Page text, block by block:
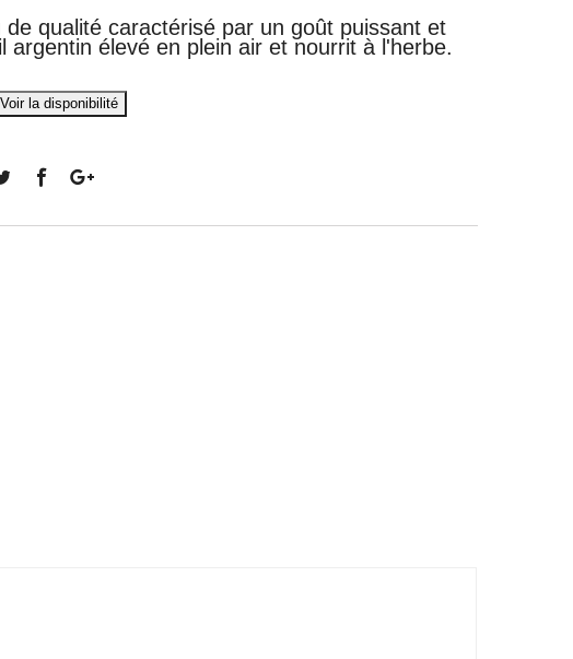
qualité caractérisé par un goût puissant et
élevé en plein air et nourrit à l'herbe.